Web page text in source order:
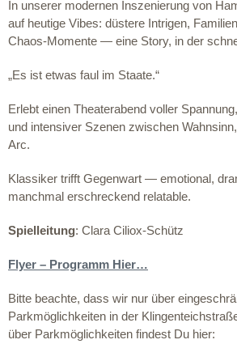
In unserer modernen Inszenierung von
auf heutige Vibes: düstere Intrigen,
Chaos-Momente — eine Story, in der
„Es ist etwas faul im Staate.“
Erlebt einen Theaterabend voller
und intensiver Szenen zwischen
Arc.
Klassiker trifft Gegenwart — emotional,
manchmal erschreckend relatable.
Spielleitung: Clara Ciliox-Schütz
Flyer – Programm Hier…
Bitte beachte, dass wir nur über
Parkmöglichkeiten in der
über Parkmöglichkeiten findest Du hier: